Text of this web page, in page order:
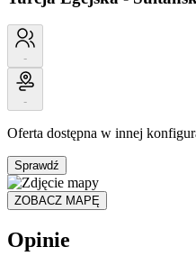
-
-
Oferta dostępna w innej
Sprawdź
ZOBACZ MAPĘ
Opinie